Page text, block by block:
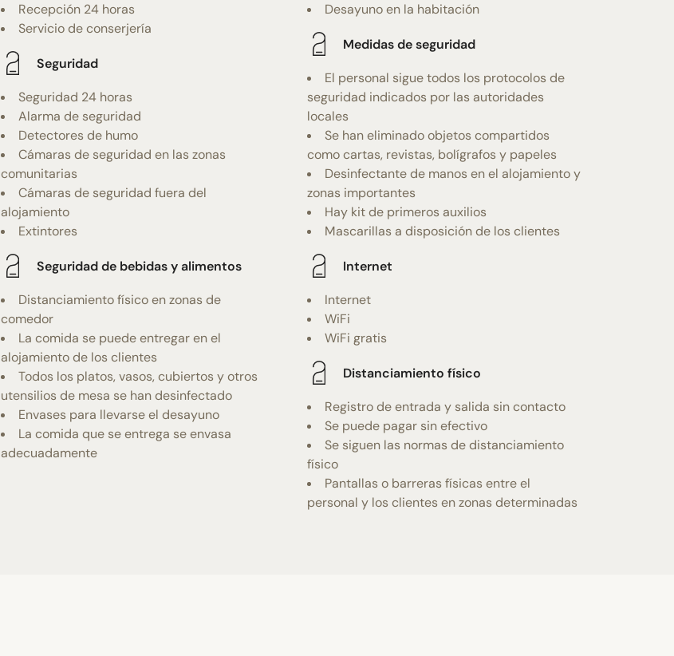
Recepción 24 horas
Servicio de conserjería
Seguridad
Seguridad 24 horas
Alarma de seguridad
Detectores de humo
Cámaras de seguridad en las zonas
comunitarias
Cámaras de seguridad fuera del
alojamiento
Extintores
Seguridad de bebidas y alimentos
Distanciamiento físico en zonas de
comedor
La comida se puede entregar en el
alojamiento de los clientes
Todos los platos, vasos, cubiertos y otros
utensilios de mesa se han desinfectado
Envases para llevarse el desayuno
La comida que se entrega se envasa
adecuadamente
Desayuno en la habitación
Medidas de seguridad
El personal sigue todos los protocolos de
seguridad indicados por las autoridades
locales
Se han eliminado objetos compartidos
como cartas, revistas, bolígrafos y papeles
Desinfectante de manos en el alojamiento y
zonas importantes
Hay kit de primeros auxilios
Mascarillas a disposición de los clientes
Internet
Internet
WiFi
WiFi gratis
Distanciamiento físico
Registro de entrada y salida sin contacto
Se puede pagar sin efectivo
Se siguen las normas de distanciamiento
físico
Pantallas o barreras físicas entre el
personal y los clientes en zonas determinadas